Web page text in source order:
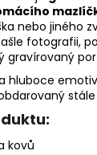
nebo jiného
fotografii,
gravírovaný
hluboce
stále
kovů